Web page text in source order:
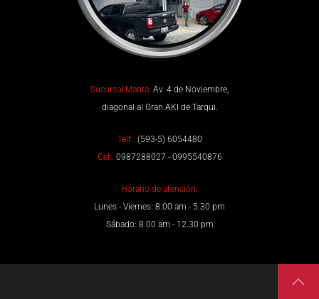
Sucursal Manta: Av. 4 de Noviembre,
diagonal al Gran AKI de Tarqui.
Telf.: (593-5) 6054480
Cel.: 0987288027 - 0995540876
Horario de atención:
Lunes - Viernes: 8.00 am - 5.30 pm
Sábado: 8.00 am - 12.30 pm